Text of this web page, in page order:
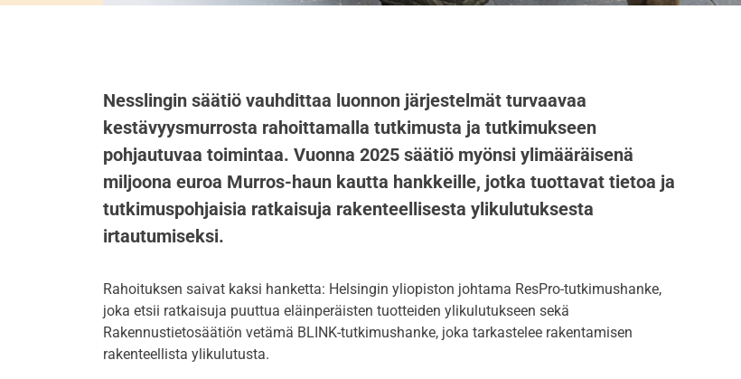
Nesslingin säätiö vauhdittaa luonnon järjestelmät turvaavaa
kestävyysmurrosta rahoittamalla tutkimusta ja tutkimukseen
pohjautuvaa toimintaa. Vuonna 2025 säätiö myönsi ylimääräisenä
miljoona euroa Murros-haun kautta hankkeille, jotka tuottavat tietoa ja
tutkimuspohjaisia ratkaisuja rakenteellisesta ylikulutuksesta
irtautumiseksi.
Rahoituksen saivat kaksi hanketta: Helsingin yliopiston johtama ResPro-tutkimushanke,
joka etsii ratkaisuja puuttua eläinperäisten tuotteiden ylikulutukseen sekä
Rakennustietosäätiön vetämä BLINK-tutkimushanke, joka tarkastelee rakentamisen
rakenteellista ylikulutusta.